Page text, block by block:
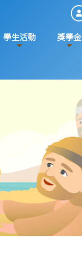
學生活動 獎學金